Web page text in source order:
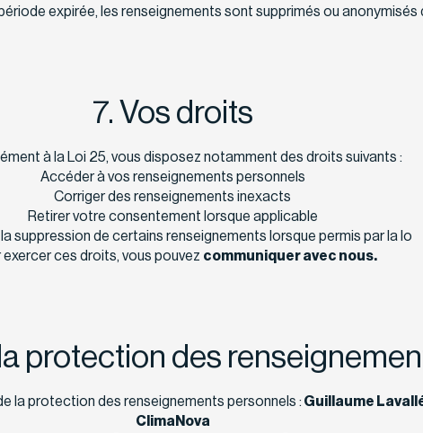
expirée, les renseignements sont supprimés ou anonymisés
7. Vos droits
à la Loi 25, vous disposez notamment des droits suivants :
Accéder à vos renseignements personnels
Corriger des renseignements inexacts
Retirer votre consentement lorsque applicable
suppression de certains renseignements lorsque permis par la lo
exercer ces droits, vous pouvez communiquer avec nous.
protection des
la protection des renseignements personnels : Guillaume
ClimaNova